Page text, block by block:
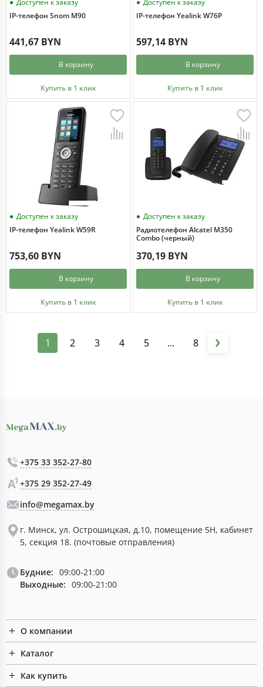
Доступен к заказу
IP-телефон Snom M90
441,67 BYN
В корзину
Купить в 1 клик
Доступен к заказу
IP-телефон Yealink W76P
597,14 BYN
В корзину
Купить в 1 клик
Доступен к заказу
IP-телефон Yealink W59R
753,60 BYN
В корзину
Купить в 1 клик
Доступен к заказу
Радиотелефон Alcatel M350
Combo (черный)
370,19 BYN
В корзину
Купить в 1 клик
1 2 3 4 5 ... 8
+375 33 352-27-80
+375 29 352-27-49
info@megamax.by
г. Минск, ул. Острошицкая, д.10, помещение 5Н, кабинет
5, секция 18. (почтовые отправления)
Будние: 09:00-21:00
Выходные: 09:00-21:00
О компании
Каталог
Как купить